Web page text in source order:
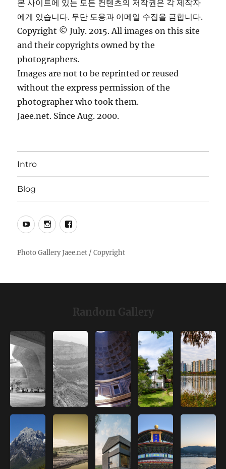
본 사이트에 있는 모든 컨텐츠의 저작권은 각 제작자
에게 있습니다. 무단 도용과 이메일 수집을 금합니다.
Copyright © July. 2015. All images on this site
and their copyrights owned by the
photographers.
Images are not to be reprinted or reused
without the express permission of the
photographer who took them.
Jaee.net. Since Aug. 2000.
Intro
Blog
YouTubeInstagramFacebook
Random Gallery